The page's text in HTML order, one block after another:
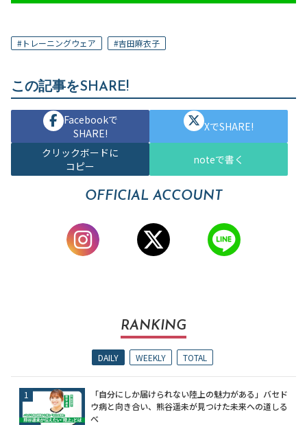
#トレーニングウェア #吉田麻衣子
この記事をSHARE!
Facebookで
SHARE!
XでSHARE!
クリックボードに
コピー
noteで書く
OFFICIAL ACCOUNT
RANKING
DAILY WEEKLY TOTAL
「自分にしか届けられない陸上の魅力がある」バセド
ウ病と向き合い、熊谷遥未が見つけた未来への道しる
べ